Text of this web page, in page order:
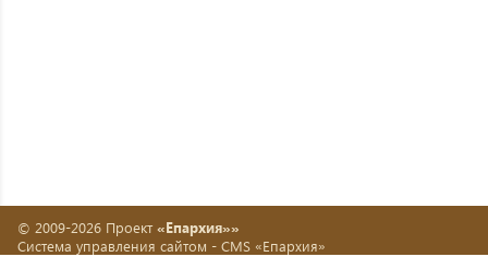
© 2009-2026 Проект «Епархия»»
Система управления сайтом - CMS «Епархия»